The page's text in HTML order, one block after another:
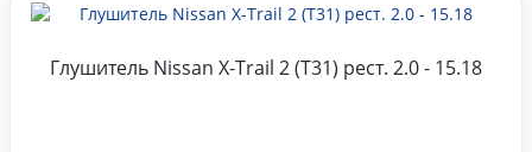
Глушитель Nissan X-Trail 2 (T31) рест. 2.0 - 15.18